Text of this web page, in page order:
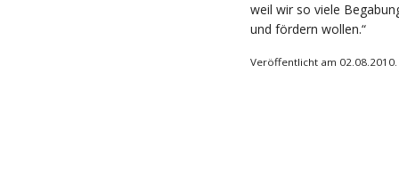
weil wir so viele
und fördern wollen.“
Veröffentlicht am 02.08.2010.